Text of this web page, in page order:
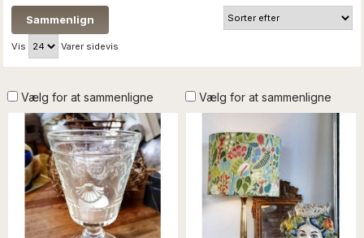
Vis Varer sidevis
Vælg for at sammenligne Vælg for at sammenligne